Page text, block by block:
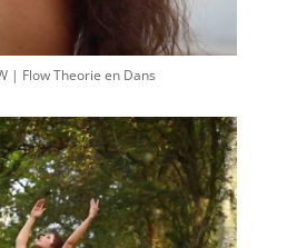
| Flow Theorie en Dans